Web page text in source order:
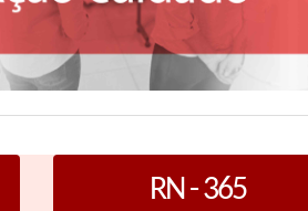
RN - 365